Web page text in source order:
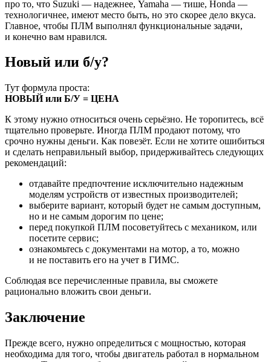
про то, что Suzuki — надежнее, Yamaha — тише, Honda —
технологичнее, имеют место быть, но это скорее дело вкуса.
Главное, чтобы ПЛМ выполнял функциональные задачи,
и конечно вам нравился.
Новый или б/у?
Тут формула проста:
НОВЫЙ или Б/У = ЦЕНА
К этому нужно относиться очень серьёзно. Не торопитесь, всё
тщательно проверьте. Иногда ПЛМ продают потому, что
срочно нужны деньги. Как повезёт. Если не хотите ошибиться
и сделать неправильный выбор, придерживайтесь следующих
рекомендаций:
отдавайте предпочтение исключительно надежным
моделям устройств от известных производителей;
выберите вариант, который будет не самым доступным,
но и не самым дорогим по цене;
перед покупкой ПЛМ посоветуйтесь с механиком, или
посетите сервис;
ознакомьтесь с документами на мотор, а то, можно
и не поставить его на учет в ГИМС.
Соблюдая все перечисленные правила, вы сможете
рационально вложить свои деньги.
Заключение
Прежде всего, нужно определиться с мощностью, которая
необходима для того, чтобы двигатель работал в нормальном